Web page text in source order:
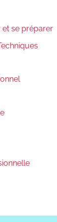
se préparer